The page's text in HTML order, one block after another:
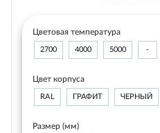
Цветовая температура
2700 4000 5000 -
Цвет корпуса
RAL ГРАФИТ ЧЕРНЫЙ
Размер (мм)